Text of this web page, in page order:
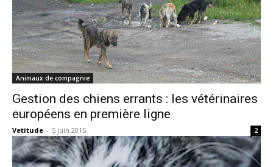
Animaux de compagnie
Gestion des chiens errants : les vétérinaires
européens en première ligne
Vetitude - 5 juin 2015 2